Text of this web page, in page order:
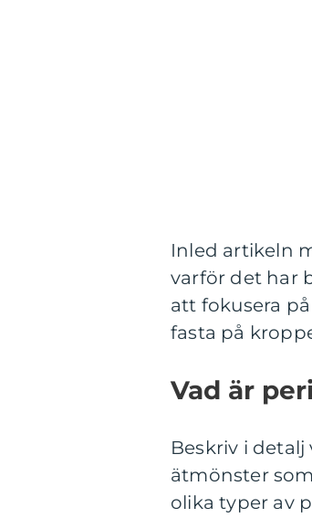
Inled artikeln
varför det har
att fokusera
fasta på
Vad är
Beskriv i
ätmönster
olika typer av